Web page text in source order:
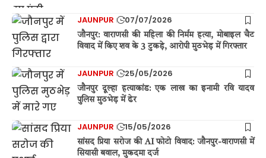
JAUNPUR 07/07/2026
जौनपुर: वाराणसी की महिला की निर्मम हत्या, मोबाइल चैट
विवाद में किए शव के 3 टुकड़े, आरोपी मुठभेड़ में गिरफ्तार
JAUNPUR 25/05/2026
जौनपुर दूल्हा हत्याकांड: एक लाख का इनामी रवि यादव
पुलिस मुठभेड़ में ढेर
JAUNPUR 15/05/2026
सांसद प्रिया सरोज की AI फोटो विवाद: जौनपुर-वाराणसी में
सियासी बवाल, मुकदमा दर्ज